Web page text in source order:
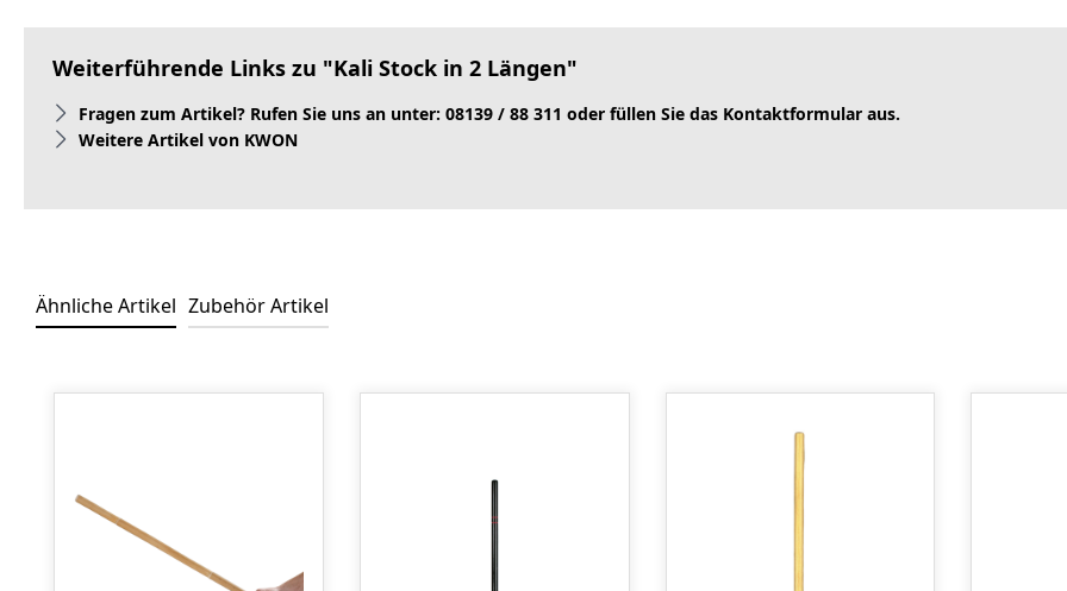
Weiterführende Links zu "Kali Stock in 2 Längen"
Fragen zum Artikel? Rufen Sie uns an unter: 08139 / 88 311 oder füllen Sie das Kontaktformular aus.
Weitere Artikel von KWON
Ähnliche Artikel Zubehör Artikel